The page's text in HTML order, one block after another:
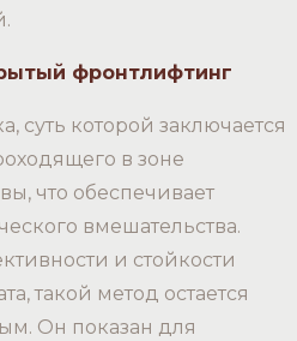
фронтлифтинг
суть которой заключается
в зоне
что обеспечивает
вмешательства.
и стойкости
такой метод остается
Он показан для